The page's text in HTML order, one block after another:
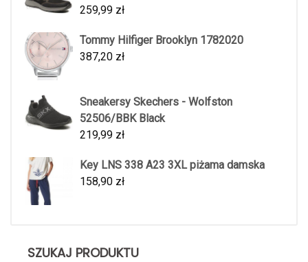
259,99 zł
Tommy Hilfiger Brooklyn 1782020
387,20 zł
Sneakersy Skechers - Wolfston
52506/BBK Black
219,99 zł
Key LNS 338 A23 3XL piżama damska
158,90 zł
SZUKAJ PRODUKTU